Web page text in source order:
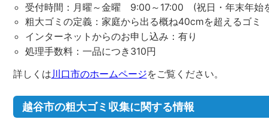
受付時間：月曜～金曜 9:00～17:00 (祝日・年末年始
粗大ゴミの定義：家庭から出る概ね40cmを超えるゴミ
インターネットからのお申し込み：有り
処理手数料：一品につき310円
詳しくは川口市のホームページをご覧ください。
越谷市の粗大ゴミ収集に関する情報